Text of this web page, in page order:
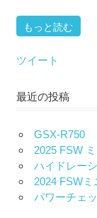
もっと読む
ツイート
最近の投稿
GSX-R750
2025 FSW
ハイドレー
2024 FSWミ
パワーチェ